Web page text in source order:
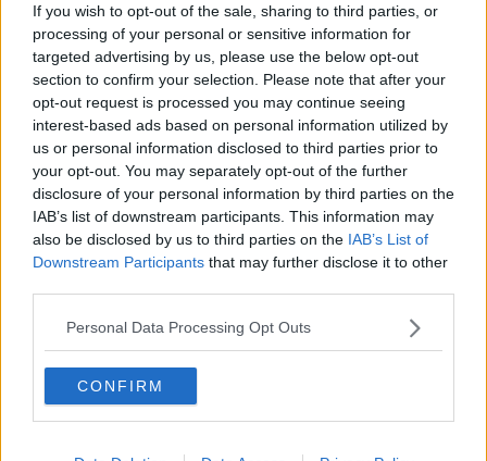
If you wish to opt-out of the sale, sharing to third parties, or
processing of your personal or sensitive information for
targeted advertising by us, please use the below opt-out
section to confirm your selection. Please note that after your
opt-out request is processed you may continue seeing
interest-based ads based on personal information utilized by
us or personal information disclosed to third parties prior to
your opt-out. You may separately opt-out of the further
disclosure of your personal information by third parties on the
IAB’s list of downstream participants. This information may
also be disclosed by us to third parties on the IAB’s List of
Downstream Participants that may further disclose it to other
Personal Data Processing Opt Outs
CONFIRM
​Il ripristino della natura secondo la legge e l’impegno dei
Cittadini
Il nesso tra cambiamenti climatici e salute umana
Tutti morimmo a stento (3)
Tutti morimmo a stento (2)
​Tutti morimmo a stento (1)
IL CORRIDOIO BLU il resoconto del convegno
Un manuale essenziale per seguire il CORRIDOIO BLU
Il corridoio blu
​Il cronoprogramma ottimale verso il full electric sui traghetti
​I costi dell’adeguamento al cold ironing
Alcune domande da esordiente agli esperti che decidono le
sorti dell’Elba
Verso il full electric a gestione pubblica dei traghetti​
​La Scienza dei Cittadini e i Cittadini per l’Aria
Trump e le sue guerre contro i deboli e contro la terra
dell’opposizione
​Date loro l’Oscar al posto del Nobel per la Pace
L'umanizzazione dell'economia e della politica